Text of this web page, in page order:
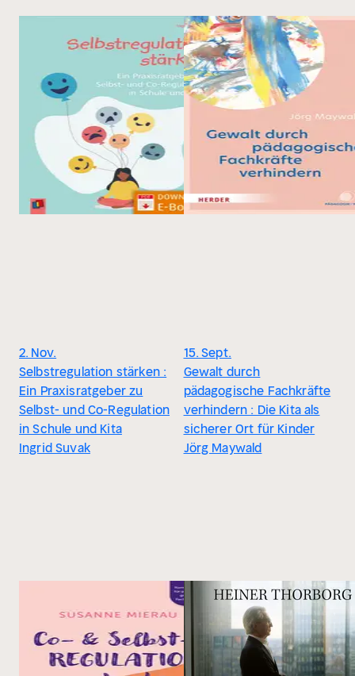
2. Nov.
Selbstregulation stärken :
Ein Praxisratgeber zu
Selbst- und Co-Regulation
in Schule und Kita
Ingrid Suvak
15. Sept.
Gewalt durch
pädagogische Fachkräfte
verhindern : Die Kita als
sicherer Ort für Kinder
Jörg Maywald